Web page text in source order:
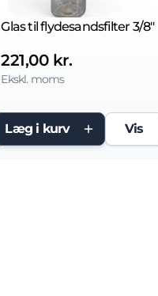
Glas til flydesandsfilter 3/8"
221,00 kr.
Ekskl. moms
Læg i kurv Vis